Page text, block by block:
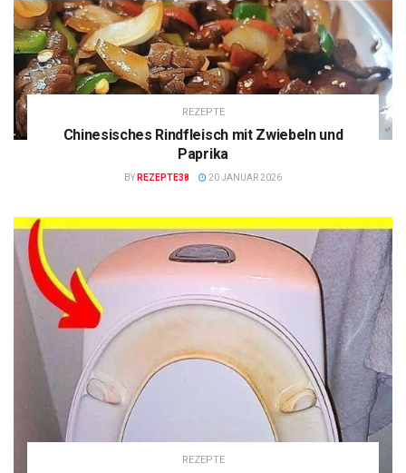
REZEPTE
Chinesisches Rindfleisch mit Zwiebeln und
Paprika
BY REZEPTE38 20 JANUAR 2026
REZEPTE